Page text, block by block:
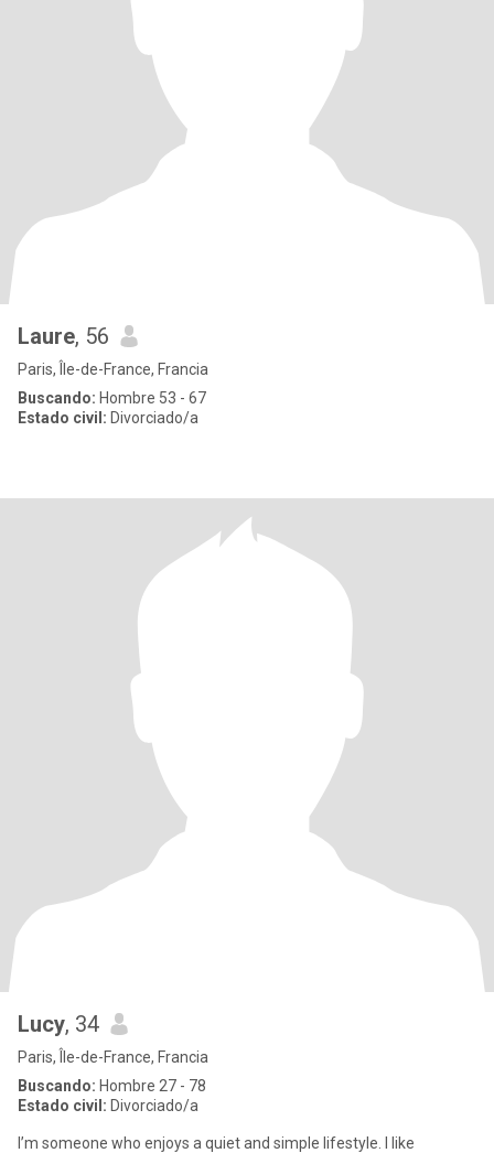
Laure, 56
Paris, Île-de-France, Francia
Buscando: Hombre 53 - 67
Estado civil: Divorciado/a
Lucy, 34
Paris, Île-de-France, Francia
Buscando: Hombre 27 - 78
Estado civil: Divorciado/a
I’m someone who enjoys a quiet and simple lifestyle. I like